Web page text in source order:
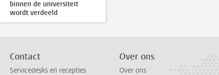
binnen de universiteit
wordt verdeeld
Contact
Servicedesks en recepties
Over ons
Over ons